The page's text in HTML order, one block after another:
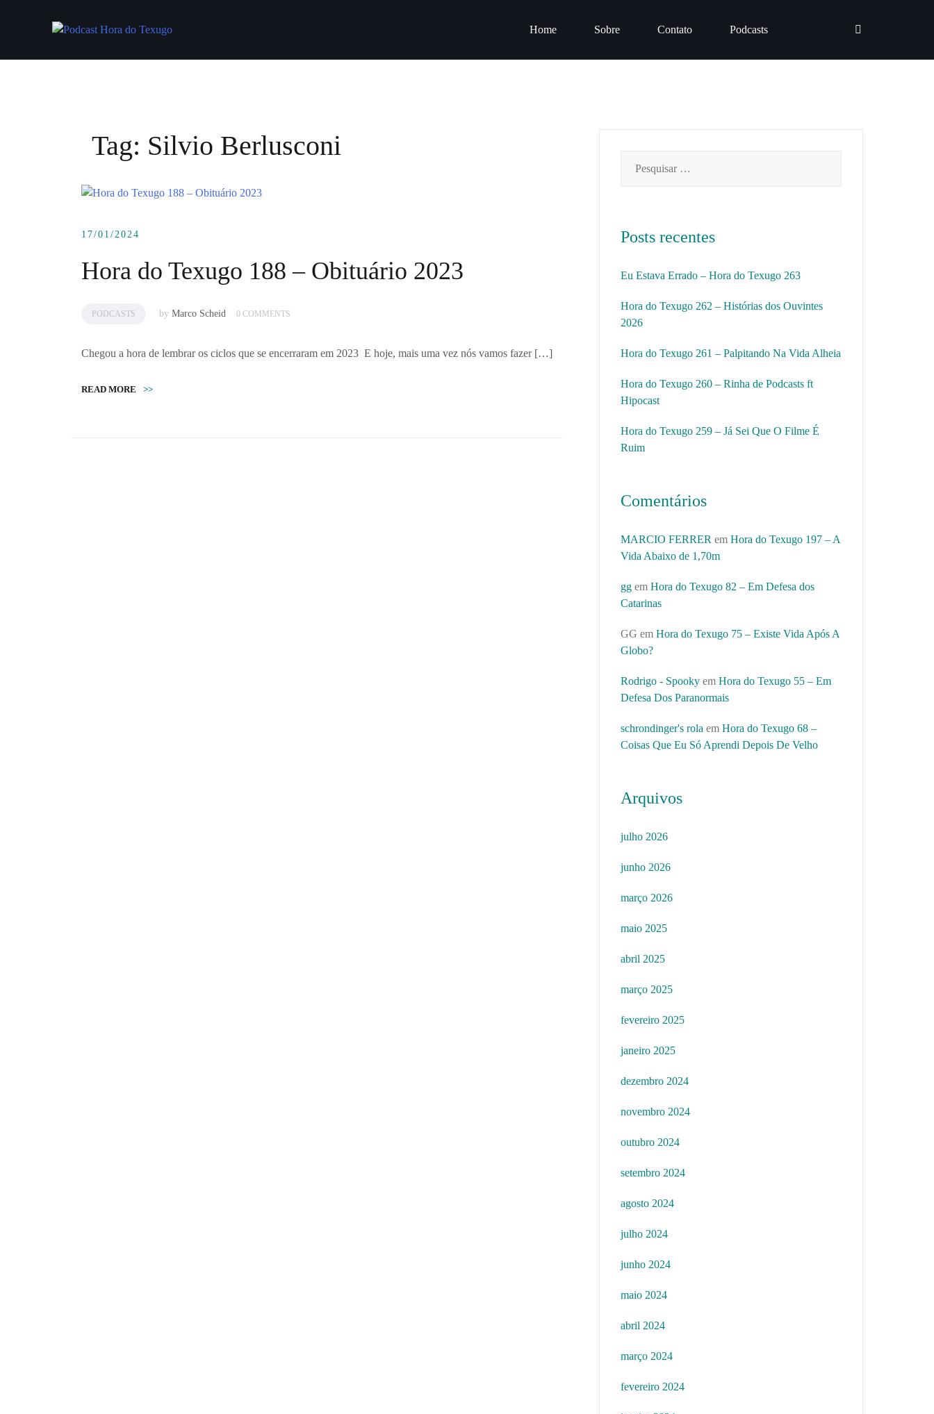
Home Sobre Contato Podcasts
Tag: Silvio Berlusconi
17/01/2024
Hora do Texugo 188 – Obituário 2023
PODCASTS by Marco Scheid 0 COMMENTS
Chegou a hora de lembrar os ciclos que se encerraram em 2023 E hoje, mais uma vez nós vamos fazer […]
READ MORE >>
por:
Posts recentes
Eu Estava Errado – Hora do Texugo 263
Hora do Texugo 262 – Histórias dos Ouvintes
2026
Hora do Texugo 261 – Palpitando Na Vida Alheia
Hora do Texugo 260 – Rinha de Podcasts ft
Hipocast
Hora do Texugo 259 – Já Sei Que O Filme É
Ruim
Comentários
MARCIO FERRER em Hora do Texugo 197 – A
Vida Abaixo de 1,70m
gg em Hora do Texugo 82 – Em Defesa dos
Catarinas
GG em Hora do Texugo 75 – Existe Vida Após A
Globo?
Rodrigo - Spooky em Hora do Texugo 55 – Em
Defesa Dos Paranormais
schrondinger's rola em Hora do Texugo 68 –
Coisas Que Eu Só Aprendi Depois De Velho
Arquivos
julho 2026
junho 2026
março 2026
maio 2025
abril 2025
março 2025
fevereiro 2025
janeiro 2025
dezembro 2024
novembro 2024
outubro 2024
setembro 2024
agosto 2024
julho 2024
junho 2024
maio 2024
abril 2024
março 2024
fevereiro 2024